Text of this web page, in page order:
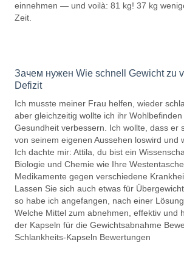
einnehmen — und voilà: 81 kg! 37 kg
Zeit.
Зачем нужен Wie schnell Gewicht zu
Defizit
Ich musste meiner Frau helfen, wieder
aber gleichzeitig wollte ich ihr
Gesundheit verbessern. Ich wollte, dass er
von seinem eigenen Aussehen loswird und
Ich dachte mir: Attila, du bist ein
Biologie und Chemie wie Ihre
Medikamente gegen verschiedene
Lassen Sie sich auch etwas für
so habe ich angefangen, nach einer
Welche Mittel zum abnehmen, effektiv und
der Kapseln für die Gewichtsabnahme
Schlankheits-Kapseln Bewertungen